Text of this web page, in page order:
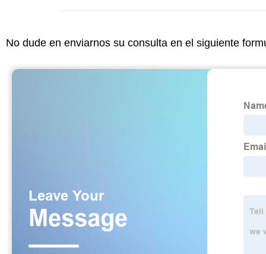
No dude en enviarnos su consulta en el siguiente